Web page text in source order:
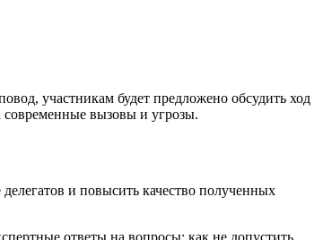
участникам будет предложено обсудить ход
современные вызовы и угрозы.
и повысить качество полученных
ответы на вопросы: как не допустить